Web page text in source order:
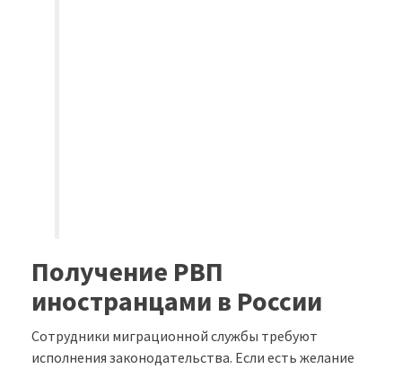
Получение РВП
иностранцами в России
Сотрудники миграционной службы требуют
исполнения законодательства. Если есть желание